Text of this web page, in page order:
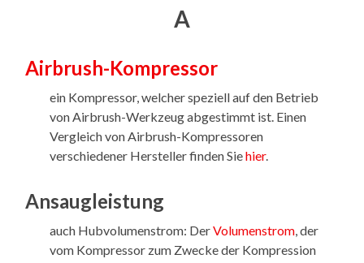
A
Airbrush-Kompressor
ein Kompressor, welcher speziell auf den Betrieb
von Airbrush-Werkzeug abgestimmt ist. Einen
Vergleich von Airbrush-Kompressoren
verschiedener Hersteller finden Siehier.
Ansaugleistung
auch Hubvolumenstrom: DerVolumenstrom , der
vom Kompressor zum Zwecke der Kompression